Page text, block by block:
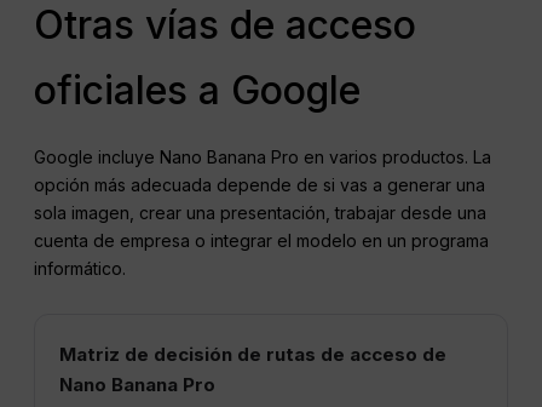
Otras vías de acceso
oficiales a Google
Google incluye Nano Banana Pro en varios productos. La
opción más adecuada depende de si vas a generar una
sola imagen, crear una presentación, trabajar desde una
cuenta de empresa o integrar el modelo en un programa
informático.
Matriz de decisión de rutas de acceso de
Nano Banana Pro